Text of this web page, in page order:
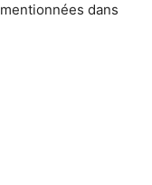
dans